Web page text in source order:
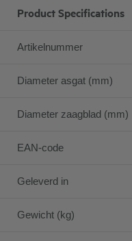
Product Specifications
Artikelnummer
Diameter asgat (mm)
Diameter zaagblad (mm)
EAN-code
Geleverd in
Gewicht (kg)